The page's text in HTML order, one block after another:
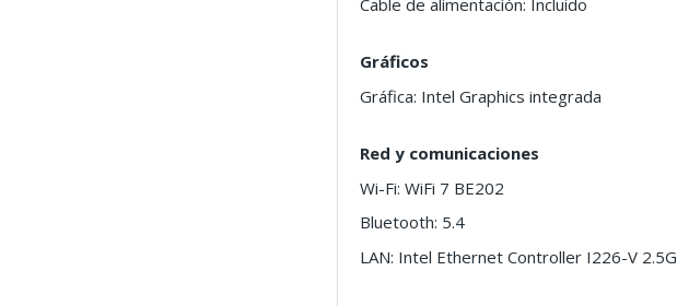
Gráficos
Gráfica: Intel Graphics integrada
Red y comunicaciones
Wi-Fi: WiFi 7 BE202
Bluetooth: 5.4
LAN: Intel Ethernet Controller I226-V 2.5G